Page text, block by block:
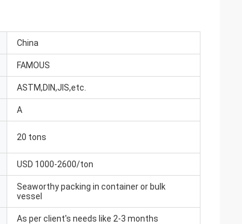
China
FAMOUS
ASTM,DIN,JIS,etc.
A
20 tons
USD 1000-2600/ton
Seaworthy packing in container or bulk
vessel
As per client's needs like 2-3 months